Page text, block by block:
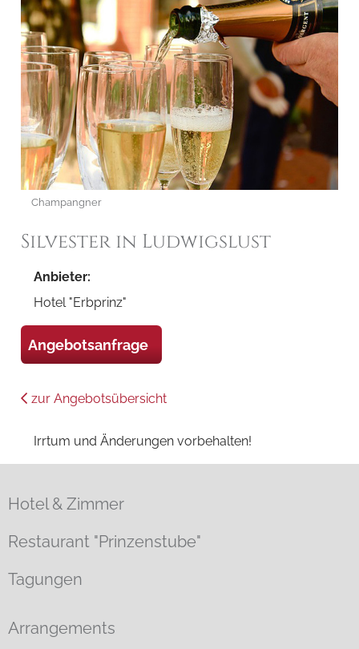
Champangner
Silvester in Ludwigslust
Anbieter:
Hotel "Erbprinz"
Angebotsanfrage
zur Angebotsübersicht
Irrtum und Änderungen vorbehalten!
Hotel & Zimmer
Restaurant "Prinzenstube"
Tagungen
Arrangements